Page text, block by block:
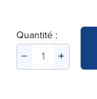
Quantité :